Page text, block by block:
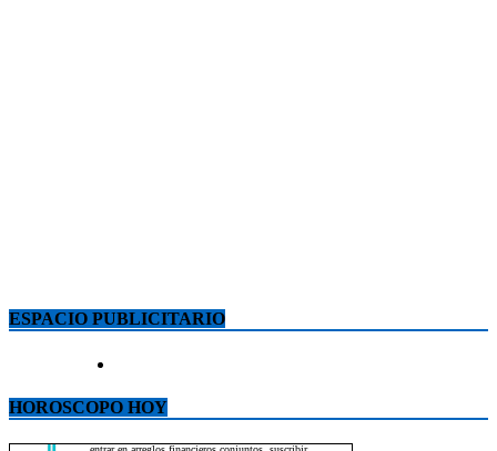
ESPACIO PUBLICITARIO
HOROSCOPO HOY